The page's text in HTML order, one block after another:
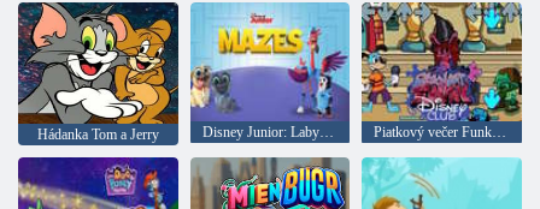
Hádanka Tom a Jerry Disney Junior: Labyrinty Piatkový večer Funkin Disney Club